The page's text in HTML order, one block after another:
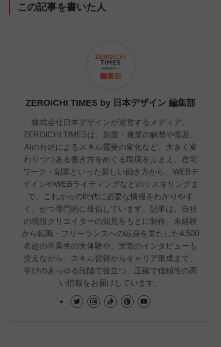
この記事を書いた人
ZEROICHI TIMES by 日本デザイン 編集部
株式会社日本デザインが運営するメディア、
ZEROICHI TIMESは、副業・兼業の解禁や普及、
AIの台頭によるスキル需要の変化など、大きく変
わりつつある働き方をめぐる環境をふまえ、在宅
ワーク・副業といった新しい働き方から、WEBデ
ザインやWEBライティングなどのリスキリングま
で、これからの時代に必要な情報をわかりやす
く、かつ専門的に発信しています。記事は、自社
の現役クリエイターの知見をもとに制作。未経験
から転職・フリーランスへの転身を果たした4,500
名超の卒業生の実体験や、実際のインタビューも
交えながら、スキル習得からキャリア形成まで、
学びのあらゆる段階で役立つ、正確で信頼性の高
い情報をお届けしています。